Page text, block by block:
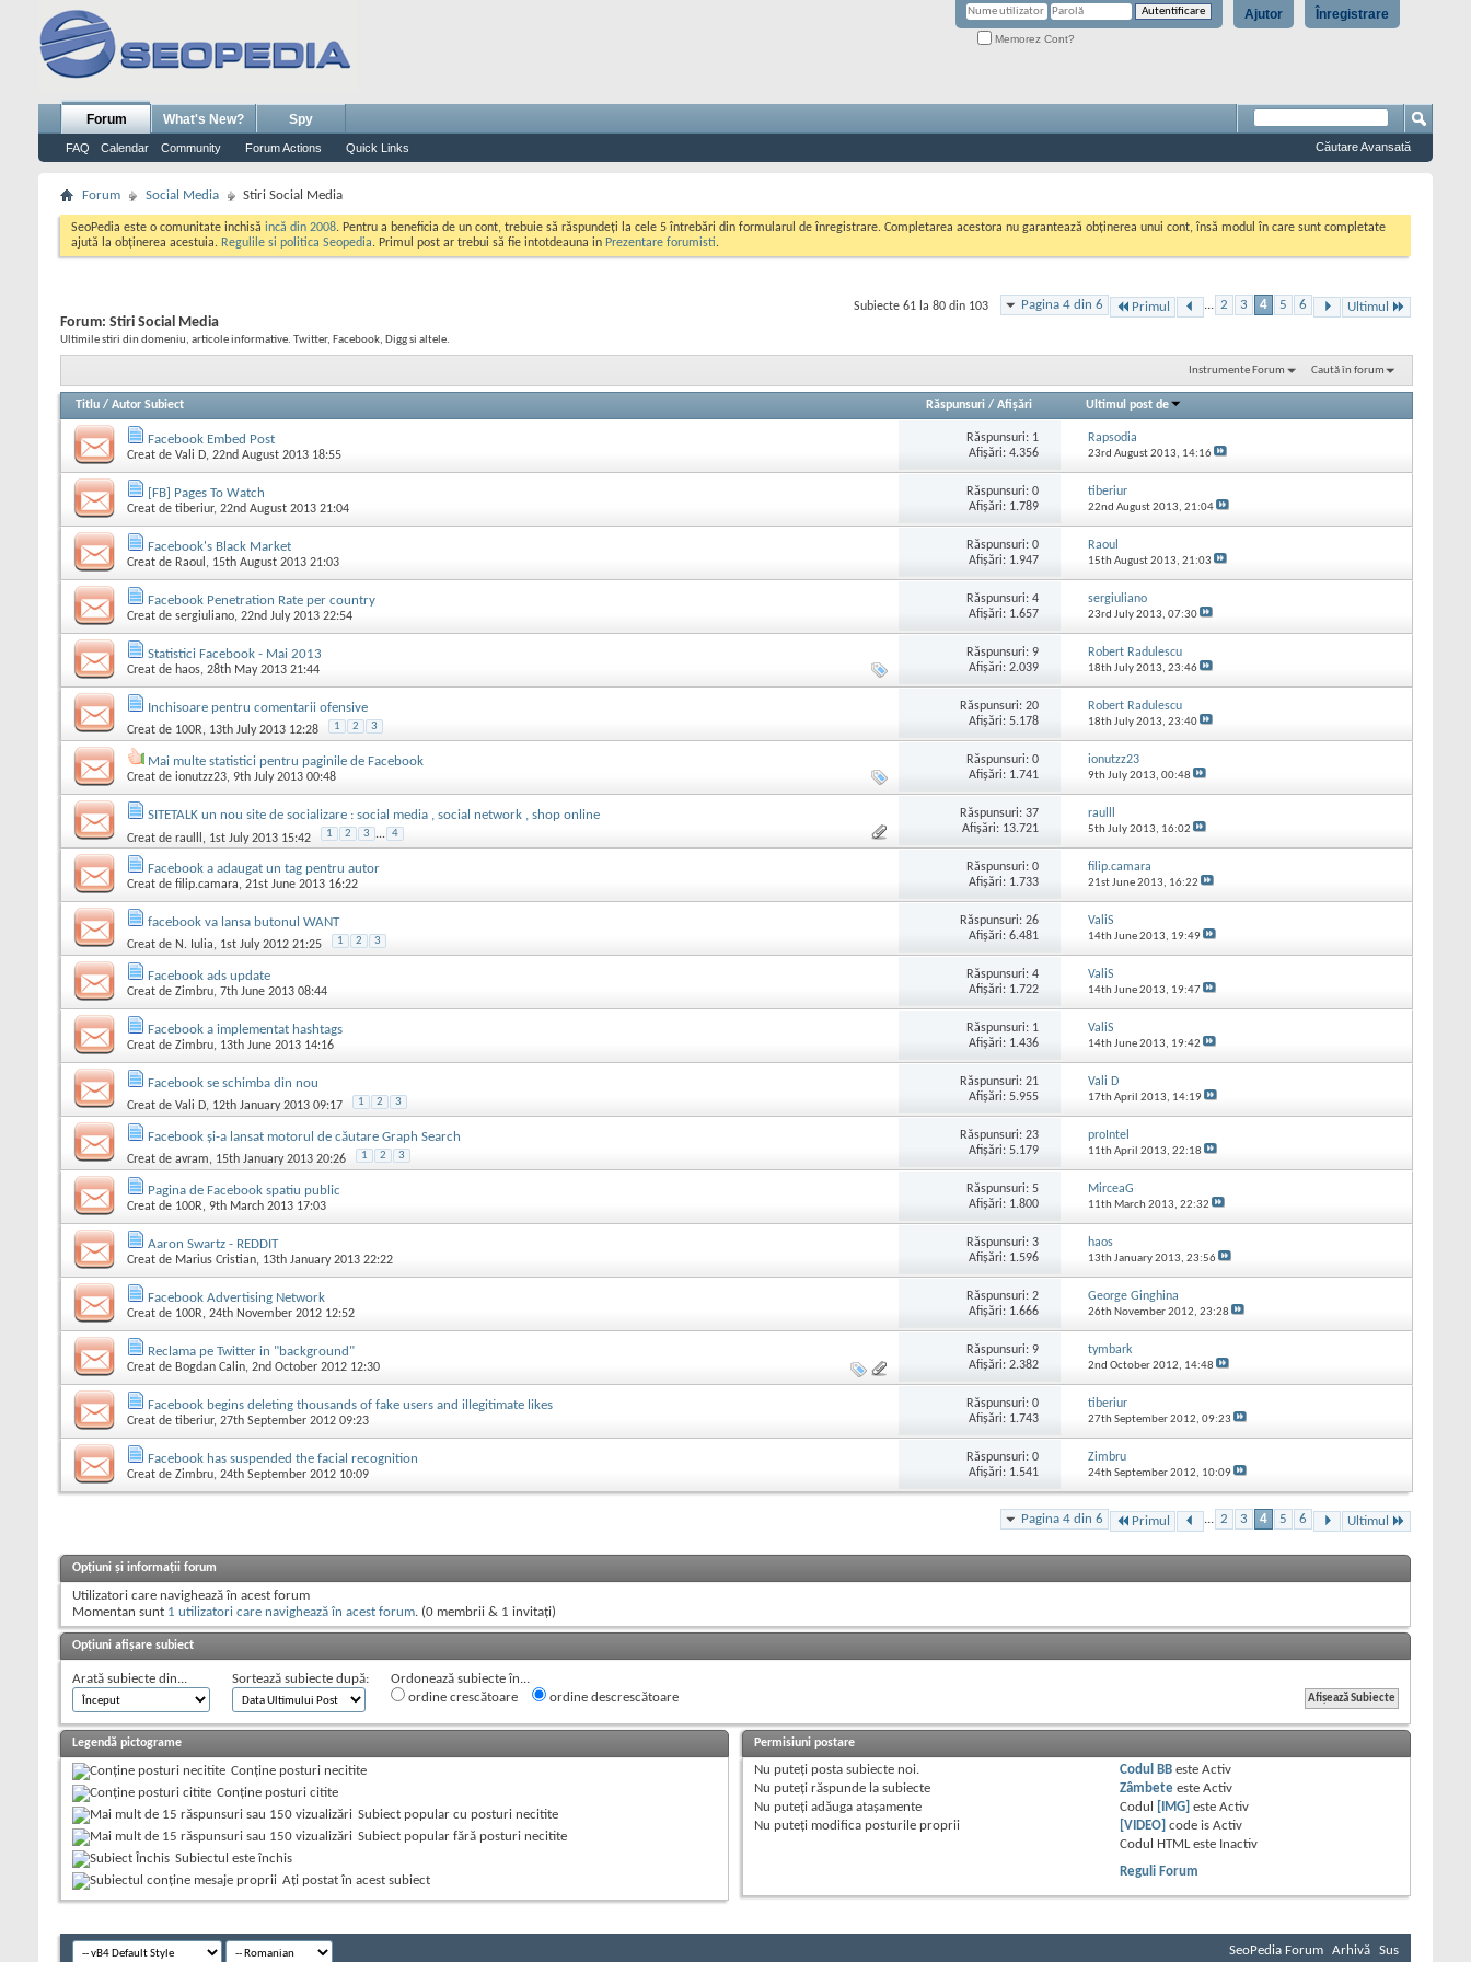
Înregistrare
Ajutor
Memorez Cont?
Forum
FAQ Calendar Community Forum Actions Quick Links
What's New? Spy
Căutare Avansată
Forum Social Media Stiri Social Media
SeoPedia este o comunitate inchisă incă din 2008. Pentru a beneficia de un cont, trebuie să răspundeți la cele 5 întrebări din formularul de înregistrare. Completarea acestora nu garantează obținerea unui cont, însă modul în care sunt completate
ajută la obținerea acestuia. Regulile si politica Seopedia. Primul post ar trebui să fie intotdeauna in Prezentare forumisti.
Pagina 4 din 6 Primul ... 2 3 4 5 6 Ultimul
Subiecte 61 la 80 din 103
Forum: Stiri Social Media
Ultimile stiri din domeniu, articole informative. Twitter, Facebook, Digg si altele.
Instrumente Forum Caută în forum
Titlu / Autor Subiect Răspunsuri/ Afişări Ultimul post de
Facebook Embed Post
Creat de Vali D, 22nd August 2013 18:55
Răspunsuri: 1
Afişări: 4.356
Rapsodia
23rd August 2013, 14:16
[FB] Pages To Watch
Creat de tiberiur, 22nd August 2013 21:04
Răspunsuri:0
Afişări: 1.789
tiberiur
22nd August 2013, 21:04
Facebook's Black Market
Creat de Raoul , 15th August 2013 21:03
Răspunsuri:0
Afişări: 1.947
Raoul
15th August 2013, 21:03
Facebook Penetration Rate per country
Creat de sergiuliano, 22nd July 2013 22:54
Răspunsuri:4
Afişări: 1.657
sergiuliano
23rd July 2013, 07:30
Statistici Facebook - Mai 2013
Creat de haos, 28th May 2013 21:44
Răspunsuri:9
Afişări: 2.039
Robert Radulescu
18th July 2013, 23:46
Inchisoare pentru comentarii ofensive
Creat de 100R, 13th July 2013 12:28 1 2 3
Răspunsuri:20
Afişări: 5.178
Robert Radulescu
18th July 2013, 23:40
Mai multe statistici pentru paginile de Facebook
Creat de ionutzz23, 9th July 2013 00:48
Răspunsuri:0
Afişări: 1.741
ionutzz23
9th July 2013, 00:48
SITETALK un nou site de socializare : social media , social network , shop online
Creat de raulll , 1st July 2013 15:42 1 2 3 ... 4
Răspunsuri:37
Afişări: 13.721
raulll
5th July 2013, 16:02
Facebook a adaugat un tag pentru autor
Creat de filip.camara, 21st June 2013 16:22
Răspunsuri:0
Afişări: 1.733
filip.camara
21st June 2013, 16:22
facebook va lansa butonul WANT
Creat de N. Iulia, 1st July 2012 21:25 1 2 3
Răspunsuri:26
Afişări: 6.481
ValiS
14th June 2013, 19:49
Facebook ads update
Creat de Zimbru, 7th June 2013 08:44
Răspunsuri:4
Afişări: 1.722
ValiS
14th June 2013, 19:47
Facebook a implementat hashtags
Creat de Zimbru, 13th June 2013 14:16
Răspunsuri: 1
Afişări: 1.436
ValiS
14th June 2013, 19:42
Facebook se schimba din nou
Creat de Vali D, 12th January 2013 09:17 1 2 3
Răspunsuri:21
Afişări: 5.955
Vali D
17th April 2013, 14:19
Facebook și-a lansat motorul de căutare Graph Search
Creat de avram, 15th January 2013 20:26 1 2 3
Răspunsuri:23
Afişări: 5.179
proIntel
11th April 2013, 22:18
Pagina de Facebook spatiu public
Creat de 100R, 9th March 2013 17:03
Răspunsuri:5
Afişări: 1.800
MirceaG
11th March 2013, 22:32
Aaron Swartz - REDDIT
Creat de Marius Cristian, 13th January 2013 22:22
Răspunsuri:3
Afişări: 1.596
haos
13th January 2013, 23:56
Facebook Advertising Network
Creat de 100R, 24th November 2012 12:52
Răspunsuri:2
Afişări: 1.666
George Ginghina
26th November 2012, 23:28
Reclama pe Twitter in "background"
Creat de Bogdan Calin, 2nd October 2012 12:30
Răspunsuri:9
Afişări: 2.382
tymbark
2nd October 2012, 14:48
Facebook begins deleting thousands of fake users and illegitimate likes
Creat de tiberiur, 27th September 2012 09:23
Răspunsuri:0
Afişări: 1.743
tiberiur
27th September 2012, 09:23
Facebook has suspended the facial recognition
Creat de Zimbru, 24th September 2012 10:09
Răspunsuri:0
Afişări: 1.541
Zimbru
24th September 2012, 10:09
Pagina 4 din 6 Primul ... 2 3 4 5 6 Ultimul
Opțiuni și informații forum
Utilizatori care navighează în acest forum
Momentan sunt 1 utilizatori care navighează în acest forum. (0 membrii & 1 invitaţi)
Opțiuni afișare subiect
Arată subiecte din... Sortează subiecte după:
Ordonează subiecte în...
ordine crescătoare
ordine descrescătoare
Legendă pictograme
Conține posturi necitite
Conține posturi citite
Subiect popular cu posturi necitite
Subiect popular fără posturi necitite
Subiectul este închis
Aţi postat în acest subiect
Permisiuni postare
Nu puteţi posta subiecte noi.
Nu puteţi răspunde la subiecte
Nu puteţi adăuga ataşamente
Nu puteţi modifica posturile proprii
Codul BB esteActiv
Zâmbete esteActiv
Codul
[IMG] esteActiv
[VIDEO] code isActiv
Codul HTML este Inactiv
Reguli Forum
SeoPedia Forum Arhivă Sus